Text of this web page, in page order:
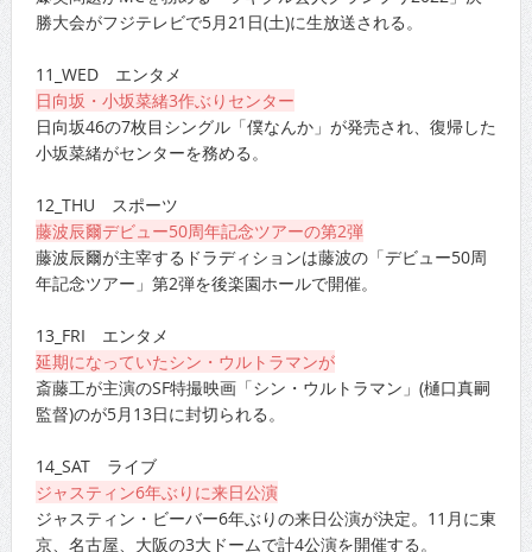
勝大会がフジテレビで5月21日(土)に生放送される。
11_WED エンタメ
日向坂・小坂菜緒3作ぶりセンター
日向坂46の7枚目シングル「僕なんか」が発売され、復帰した
小坂菜緒がセンターを務める。
12_THU スポーツ
藤波辰爾デビュー50周年記念ツアーの第2弾
藤波辰爾が主宰するドラディションは藤波の「デビュー50周
年記念ツアー」第2弾を後楽園ホールで開催。
13_FRI エンタメ
延期になっていたシン・ウルトラマンが
斎藤工が主演のSF特撮映画「シン・ウルトラマン」(樋口真嗣
監督)のが5月13日に封切られる。
14_SAT ライブ
ジャスティン6年ぶりに来日公演
ジャスティン・ビーバー6年ぶりの来日公演が決定。11月に東
京、名古屋、大阪の3大ドームで計4公演を開催する。